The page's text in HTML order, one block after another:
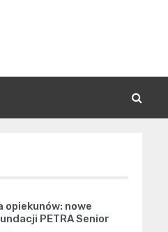
opiekunów: nowe
PETRA Senior